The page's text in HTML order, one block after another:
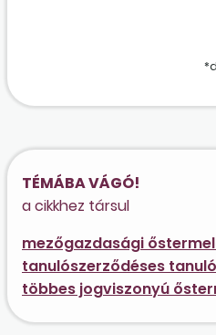
TÉMÁBA VÁGÓ!
a cikkhez társul
mezőgazdasági
tanulószerződéses
többes jogviszonyú